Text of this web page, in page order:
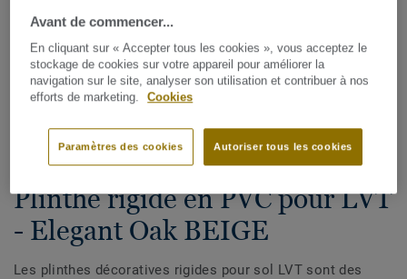
Voir tous les décors (175)
Plinthes, angles & profilés
Plinthe rigide en PVC pour LVT
- Elegant Oak BEIGE
Les plinthes décoratives rigides pour sol LVT sont des
Avant de commencer...
En cliquant sur « Accepter tous les cookies », vous acceptez le
stockage de cookies sur votre appareil pour améliorer la
navigation sur le site, analyser son utilisation et contribuer à nos
efforts de marketing.
Cookies
Autoriser tous les cookies
Paramètres des cookies